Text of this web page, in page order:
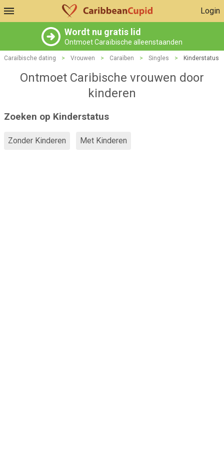
Login
Wordt nu gratis lid
Ontmoet Caraïbische alleenstaanden
Caraïbische dating > Vrouwen > Caraïben > Singles > Kinderstatus
Ontmoet Caribische vrouwen door
kinderen
Zoeken op Kinderstatus
Zonder Kinderen Met Kinderen